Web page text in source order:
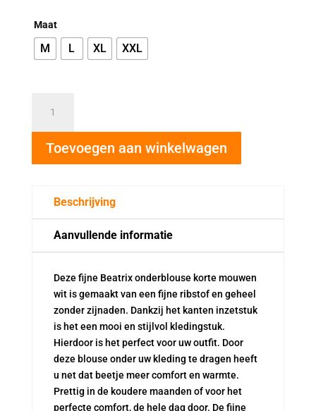
Maat
M L XL XXL
onderblouse
korte
mouwen
wit
Toevoegen aan winkelwagen
Beschrijving
Aanvullende informatie
Deze fijne Beatrix onderblouse korte mouwen
wit is gemaakt van een fijne ribstof en geheel
zonder zijnaden. Dankzij het kanten inzetstuk
is het een mooi en stijlvol kledingstuk.
Hierdoor is het perfect voor uw outfit. Door
deze blouse onder uw kleding te dragen heeft
u net dat beetje meer comfort en warmte.
Prettig in de koudere maanden of voor het
perfecte comfort, de hele dag door. De fijne